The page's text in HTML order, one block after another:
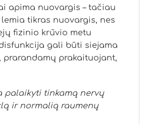
apima nuovargis – tačiau
tikras nuovargis, nes
fizinio krūvio metu
gali būti siejama
prarandamų prakaituojant,
palaikyti tinkamą nervų
ir normalią raumenų